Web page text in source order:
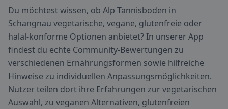
Du möchtest wissen, ob Alp Tannisboden in
Schangnau vegetarische, vegane, glutenfreie oder
halal-konforme Optionen anbietet? In unserer App
findest du echte Community-Bewertungen zu
verschiedenen Ernährungsformen sowie hilfreiche
Hinweise zu individuellen Anpassungsmöglichkeiten.
Nutzer teilen dort ihre Erfahrungen zur vegetarischen
Auswahl, zu veganen Alternativen, glutenfreien